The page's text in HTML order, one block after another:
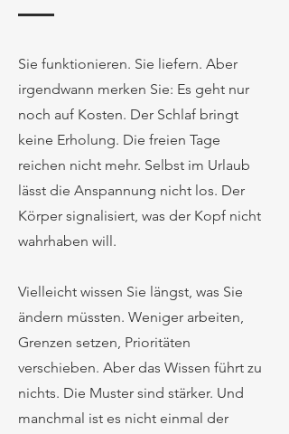
Sie funktionieren. Sie liefern. Aber
irgendwann merken Sie: Es geht nur
noch auf Kosten. Der Schlaf bringt
keine Erholung. Die freien Tage
reichen nicht mehr. Selbst im Urlaub
lässt die Anspannung nicht los. Der
Körper signalisiert, was der Kopf nicht
wahrhaben will.
Vielleicht wissen Sie längst, was Sie
ändern müssten. Weniger arbeiten,
Grenzen setzen, Prioritäten
verschieben. Aber das Wissen führt zu
nichts. Die Muster sind stärker. Und
manchmal ist es nicht einmal der